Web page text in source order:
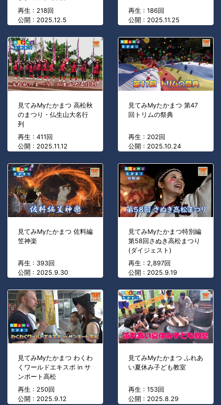
再生 : 218回
公開 : 2025.12.5
再生 : 186回
公開 : 2025.11.25
見てみMyたかまつ 高松秋
のまつり・仏生山大名行
列
再生 : 411回
公開 : 2025.11.12
見てみMyたかまつ 第47
回トリムの祭典
再生 : 202回
公開 : 2025.10.24
見てみMyたかまつ 佐料編
笠神楽
再生 : 393回
公開 : 2025.9.30
見てみMyたかまつ特別編
第58回さぬき高松まつり
(ダイジェスト)
再生 : 2,897回
公開 : 2025.9.19
見てみMyたかまつ わくわ
くワールドエキスポ in サ
ンポート高松
再生 : 250回
公開 : 2025.9.12
見てみMyたかまつ ふれあ
い夏休み子ども教室
再生 : 153回
公開 : 2025.8.29